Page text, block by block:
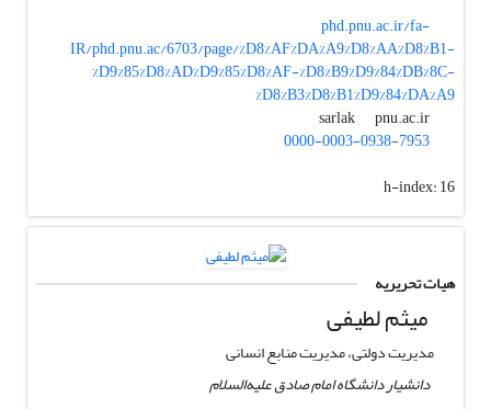
phd.pnu.ac.ir/fa-
IR/phd.pnu.ac/6703/page/%D8%AF%DA%A9%D8%AA%D8%B1-
%D9%85%D8%AD%D9%85%D8%AF-%D8%B9%D9%84%DB%8C-
%D8%B3%D8%B1%D9%84%DA%A9
sarlak
pnu.ac.ir
0000-0003-0938-7953
h-index:16
هیات تحریریه
میثم لطیفی
مدیریت دولتی، مدیریت منابع انسانی
دانشیار دانشگاه امام صادق علیه‌السلام